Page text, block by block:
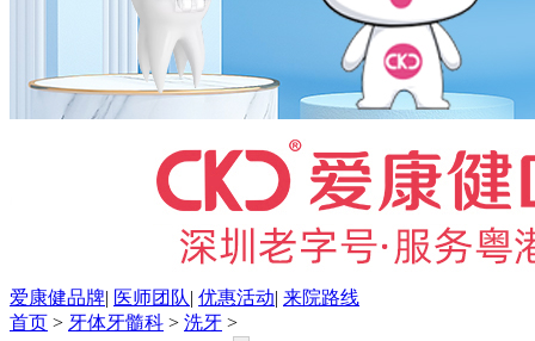
爱康健品牌| 医师团队| 优惠活动| 来院路线
首页 > 牙体牙髓科 > 洗牙 >